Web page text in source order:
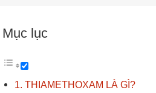
Mục lục
THIAMETHOXAM LÀ GÌ?